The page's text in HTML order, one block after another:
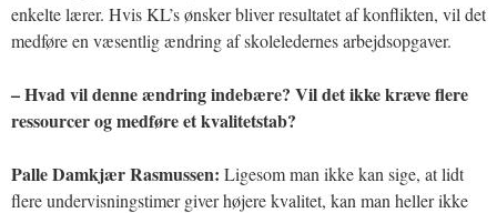
enkelte lærer. Hvis KL’s ønsker bliver resultatet af konflikten, vil det
medføre en væsentlig ændring af skoleledernes arbejdsopgaver.
– Hvad vil denne ændring indebære? Vil det ikke kræve flere
ressourcer og medføre et kvalitetstab?
Palle Damkjær Rasmussen: Ligesom man ikke kan sige, at lidt
flere undervisningstimer giver højere kvalitet, kan man heller ikke